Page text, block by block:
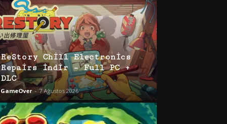
ReStory Chill Electronics
Repairs İndir – Full PC +
DLC
GameOver - 7 Ağustos 2026